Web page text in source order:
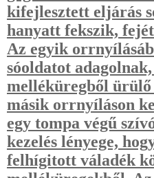
kifejlesztett eljárás
hanyatt fekszik,
Az egyik
sóoldatot
melléküregből
másik orrnyíláson
egy tompa végű
kezelés lényege,
felhígitott váladék